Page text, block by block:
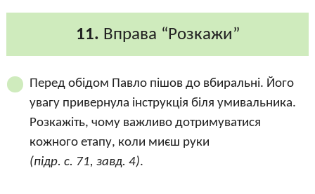
11. Вправа “Розкажи”
Перед обідом Павло пішов до вбиральні. Його
увагу привернула інструкція біля умивальника.
Розкажіть, чому важливо дотримуватися
кожного етапу, коли миєш руки
(підр. с. 71, завд. 4).